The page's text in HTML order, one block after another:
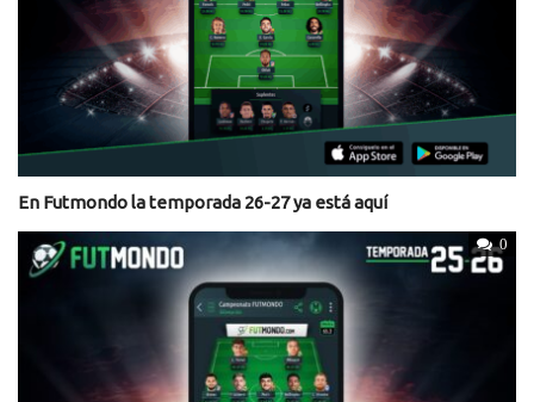
En Futmondo la temporada 26-27 ya está aquí
0